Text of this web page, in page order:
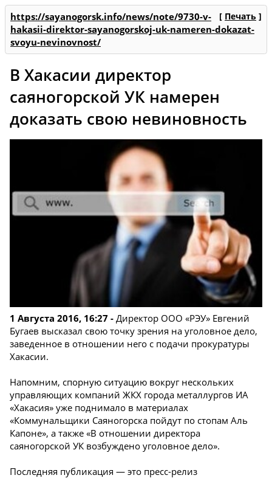
[ Печать ]
https://sayanogorsk.info/news/note/9730-v-
hakasii-direktor-sayanogorskoj-uk-nameren-dokazat-
svoyu-nevinovnost/
В Хакасии директор
саяногорской УК намерен
доказать свою невиновность
1 Августа 2016, 16:27 -Директор ООО «РЭУ» Евгений
Бугаев высказал свою точку зрения на уголовное дело,
заведенное в отношении него с подачи прокуратуры
Хакасии.
Напомним, спорную ситуацию вокруг нескольких
управляющих компаний ЖКХ города металлургов ИА
«Хакасия» уже поднимало в материалах
«Коммунальщики Саяногорска пойдут по стопам Аль
Капоне», а также «В отношении директора
саяногорской УК возбуждено уголовное дело».
Последняя публикация — это пресс-релиз